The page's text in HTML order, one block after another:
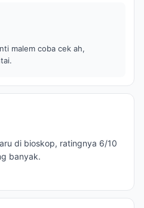
malem coba cek ah,
di bioskop, ratingnya 6/10
banyak.